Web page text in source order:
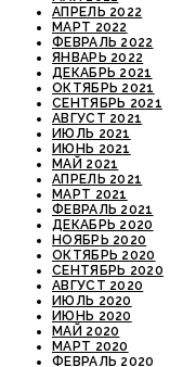
АПРЕЛЬ 2022
МАРТ 2022
ФЕВРАЛЬ 2022
ЯНВАРЬ 2022
ДЕКАБРЬ 2021
ОКТЯБРЬ 2021
СЕНТЯБРЬ 2021
АВГУСТ 2021
ИЮЛЬ 2021
ИЮНЬ 2021
МАЙ 2021
АПРЕЛЬ 2021
МАРТ 2021
ФЕВРАЛЬ 2021
ДЕКАБРЬ 2020
НОЯБРЬ 2020
ОКТЯБРЬ 2020
СЕНТЯБРЬ 2020
АВГУСТ 2020
ИЮЛЬ 2020
ИЮНЬ 2020
МАЙ 2020
МАРТ 2020
ФЕВРАЛЬ 2020